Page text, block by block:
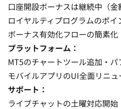
口座開設ボーナスは継続中（金
ロイヤルティプログラムのポ
ボーナス有効化フローの簡素化
プラットフォーム：
MT5のチャートツール追加・
モバイルアプリのUI全面リニ
サポート：
ライブチャットの土曜対応開始